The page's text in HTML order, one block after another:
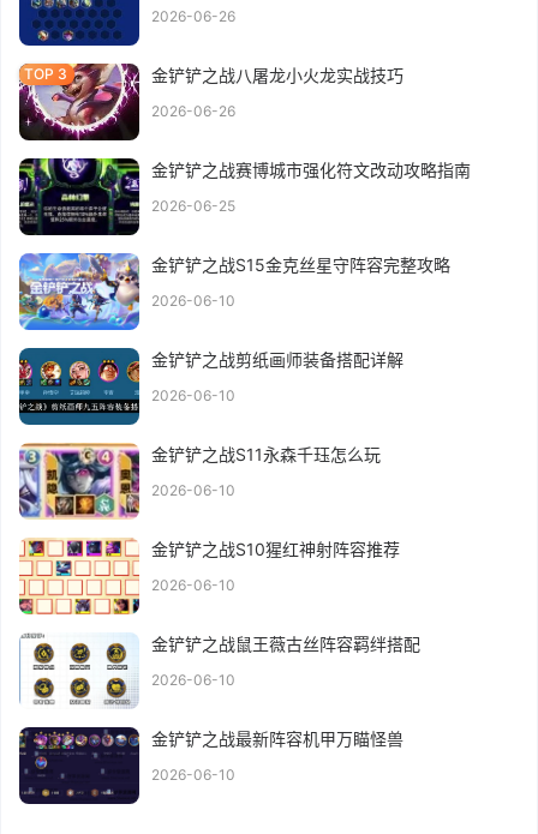
2026-06-26
金铲铲之战八屠龙小火龙实战技巧
2026-06-26
金铲铲之战赛博城市强化符文改动攻略指南
2026-06-25
金铲铲之战S15金克丝星守阵容完整攻略
2026-06-10
金铲铲之战剪纸画师装备搭配详解
2026-06-10
金铲铲之战S11永森千珏怎么玩
2026-06-10
金铲铲之战S10猩红神射阵容推荐
2026-06-10
金铲铲之战鼠王薇古丝阵容羁绊搭配
2026-06-10
金铲铲之战最新阵容机甲万瞄怪兽
2026-06-10